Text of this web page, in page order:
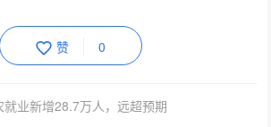
赞 0
就业新增28.7万人，远超预期